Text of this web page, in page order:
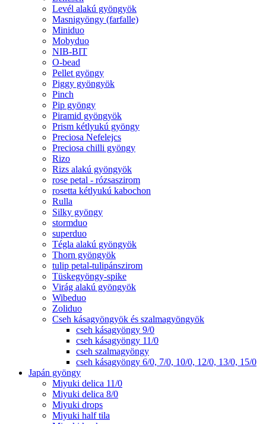
Levél alakú gyöngyök
Masnigyöngy (farfalle)
Miniduo
Mobyduo
NIB-BIT
O-bead
Pellet gyöngy
Piggy gyöngyök
Pinch
Pip gyöngy
Piramid gyöngyök
Prism kétlyukú gyöngy
Preciosa Nefelejcs
Preciosa chilli gyöngy
Rizo
Rizs alakú gyöngyök
rose petal - rózsaszirom
rosetta kétlyukú kabochon
Rulla
Silky gyöngy
stormduo
superduo
Tégla alakú gyöngyök
Thorn gyöngyök
tulip petal-tulipánszirom
Tüskegyöngy-spike
Virág alakú gyöngyök
Wibeduo
Zoliduo
Cseh kásagyöngyök és szalmagyöngyök
cseh kásagyöngy 9/0
cseh kásagyöngy 11/0
cseh szalmagyöngy
cseh kásagyöngy 6/0, 7/0, 10/0, 12/0, 13/0, 15/0
Japán gyöngy
Miyuki delica 11/0
Miyuki delica 8/0
Miyuki drops
Miyuki half tila